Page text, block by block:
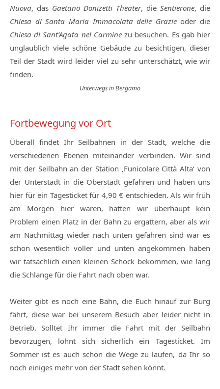
Nuova, das Gaetano Donizetti Theater, die Sentierone, die
Chiesa di Santa Maria Immacolata delle Grazieoder die
Chiesa di Sant’Agata nel Carminezu besuchen. Es gab hier
unglaublich viele schöne Gebäude zu besichtigen, dieser
Teil der Stadt wird leider viel zu sehr unterschätzt, wie wir
finden.
Unterwegs in Bergamo
Fortbewegung vor Ort
Überall findet Ihr Seilbahnen in der Stadt, welche die
verschiedenen Ebenen miteinander verbinden. Wir sind
mit der Seilbahn an der Station ‚Funicolare Città Alta‘ von
der Unterstadt in die Oberstadt gefahren und haben uns
hier für ein Tagesticket für 4,90 € entschieden. Als wir früh
am Morgen hier waren, hatten wir überhaupt kein
Problem einen Platz in der Bahn zu ergattern, aber als wir
am Nachmittag wieder nach unten gefahren sind war es
schon wesentlich voller und unten angekommen haben
wir tatsächlich einen kleinen Schock bekommen, wie lang
die Schlange für die Fahrt nach oben war.
Weiter gibt es noch eine Bahn, die Euch hinauf zur Burg
fährt, diese war bei unserem Besuch aber leider nicht in
Betrieb. Solltet Ihr immer die Fahrt mit der Seilbahn
bevorzugen, lohnt sich sicherlich ein Tagesticket. Im
Sommer ist es auch schön die Wege zu laufen, da Ihr so
noch einiges mehr von der Stadt sehen könnt.